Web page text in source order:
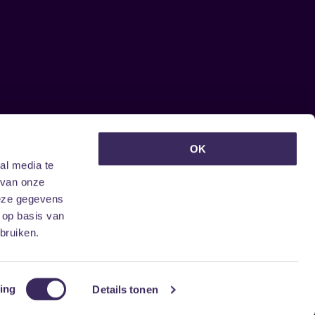
media te
onze
gegevens
basis van
Details tonen
OK
ontvangen?